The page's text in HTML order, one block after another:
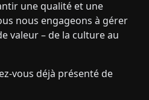
une qualité et une
nous engageons à gérer
valeur – de la culture au
vous déjà présenté de